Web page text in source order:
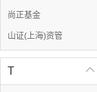
尚正基金
山证(上海)资管

T